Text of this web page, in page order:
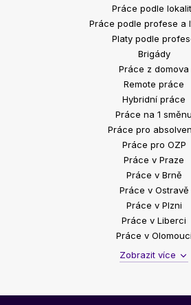
Práce podle
Práce podle profese a
Platy podle
Brigády
Práce z domova
Remote práce
Hybridní práce
Práce na 1 směnu
Práce pro
Práce pro OZP
Práce v Praze
Práce v Brně
Práce v Ostravě
Práce v Plzni
Práce v Liberci
Práce v Olomouci
Zobrazit více